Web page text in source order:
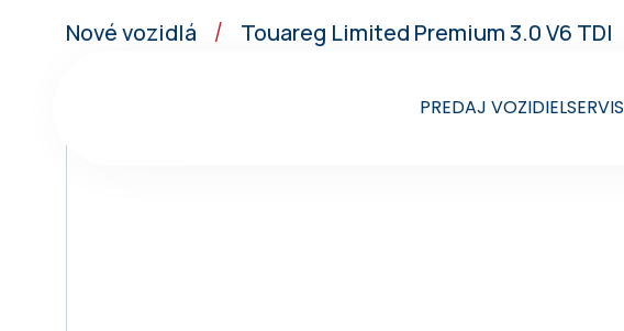
PREDAJ VOZIDIELSERVIS
Nové vozidlá / Touareg Limited Premium 3.0 V6 TDI